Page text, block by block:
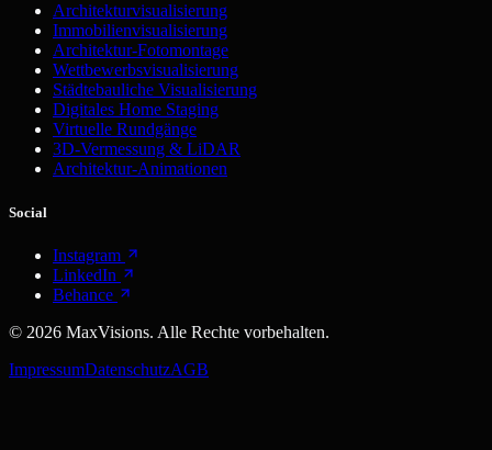
Architekturvisualisierung
Immobilienvisualisierung
Architektur-Fotomontage
Wettbewerbsvisualisierung
Städtebauliche Visualisierung
Digitales Home Staging
Virtuelle Rundgänge
3D-Vermessung & LiDAR
Architektur-Animationen
Social
Instagram
LinkedIn
Behance
© 2026 MaxVisions. Alle Rechte vorbehalten.
ImpressumDatenschutzAGB